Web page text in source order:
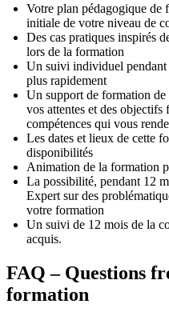
Votre plan pédagogique de
initiale de votre niveau de
Des cas pratiques inspirés
lors de la formation
Un suivi individuel pendant
plus rapidement
Un support de formation
vos attentes et des
compétences qui vous
Les dates et lieux de cette
disponibilités
Animation de la formation
La possibilité, pendant 12
Expert sur des
votre formation
Un suivi de 12 mois de la
acquis.
FAQ – Questions
formation